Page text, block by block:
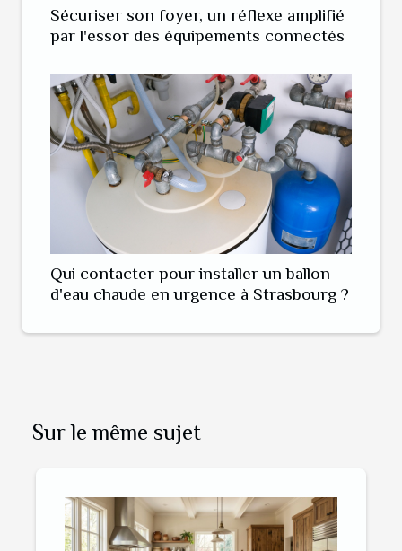
Sécuriser son foyer, un réflexe amplifié
par l'essor des équipements connectés
Qui contacter pour installer un ballon
d'eau chaude en urgence à Strasbourg ?
Sur le même sujet